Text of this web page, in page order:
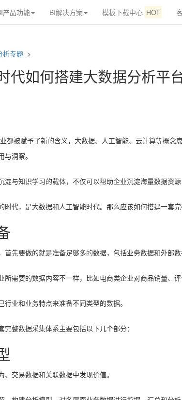
产品功能 BI解决方案 模板下载中心 HOT
析专题 >
代如何搭建大数据分析平
都被赋予了新的含义，大数据、人工智能、云计算等概
洞察。
淀与知识学习的载体，不仅可以帮助企业沉淀海量数据资
时代，是大数据和人工智能时代。那么应该如何搭建一套
首先要做的就是准备足够多的数据，包括业务数据和外部数
所需要的数据内容不一样，比如电商类企业对商品销量、
业和业务特点来准备不同类型的数据。
整数据采集体系主要包括以下几个部分：
交易数据和关联数据中发现价值。